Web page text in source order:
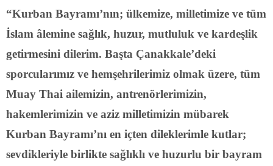
“Kurban Bayramı’nın; ülkemize, milletimize ve tüm
İslam âlemine sağlık, huzur, mutluluk ve kardeşlik
getirmesini dilerim. Başta Çanakkale’deki
sporcularımız ve hemşehrilerimiz olmak üzere, tüm
Muay Thai ailemizin, antrenörlerimizin,
hakemlerimizin ve aziz milletimizin mübarek
Kurban Bayramı’nı en içten dileklerimle kutlar;
sevdikleriyle birlikte sağlıklı ve huzurlu bir bayram